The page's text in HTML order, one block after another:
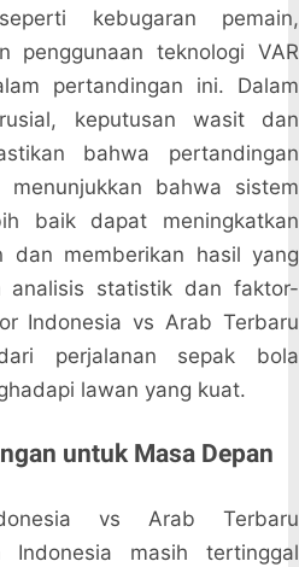
kebugaran pemain,
penggunaan teknologi VAR
pertandingan ini. Dalam
keputusan wasit dan
bahwa pertandingan
bahwa sistem
baik dapat meningkatkan
dan memberikan hasil yang
analisis statistik dan faktor-
Indonesia vs Arab Terbaru
perjalanan sepak bola
lawan yang kuat.
untuk Masa Depan
vs Arab Terbaru
Indonesia masih tertinggal